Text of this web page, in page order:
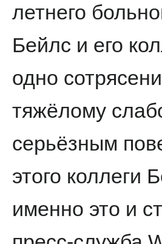
летнего
Бейлс и его
одно
тяжёлому
серьёзным
этого коллеги
именно это и